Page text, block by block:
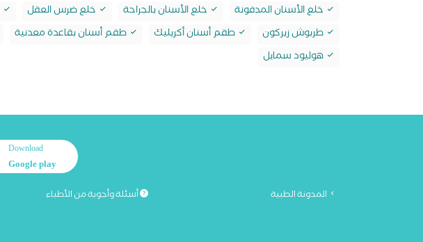
خلع الأسنان المدفونة
خلع الأسنان بالجراحة خلع ضرس العقل
طربوش زيركون
طقم أسنان أكريليك طقم أسنان بقاعدة معدنية
هوليود سمايل
Download
Google play
المدونة الطبية أسئلة وأجوبة من الأطباء